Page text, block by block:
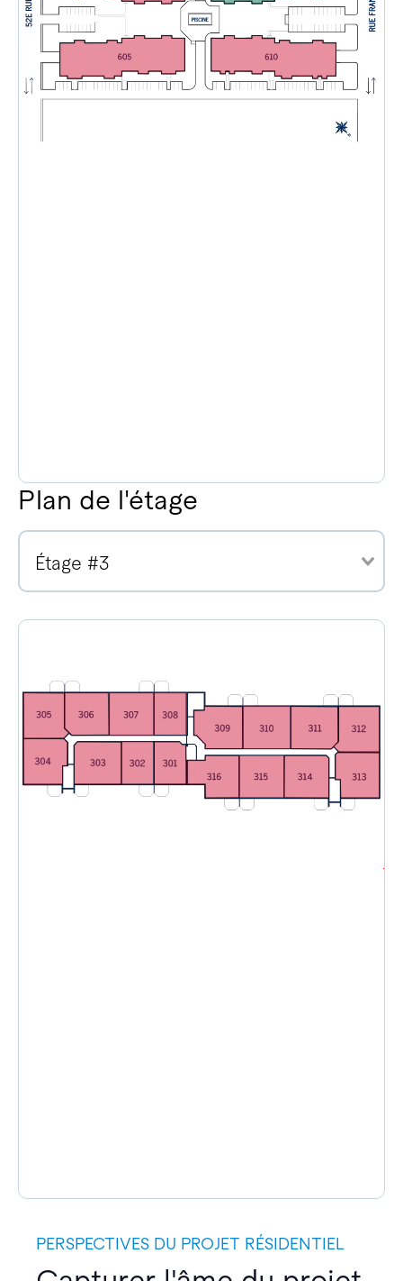
Plan de l'étage
Étage #3
PERSPECTIVES DU PROJET RÉSIDENTIEL